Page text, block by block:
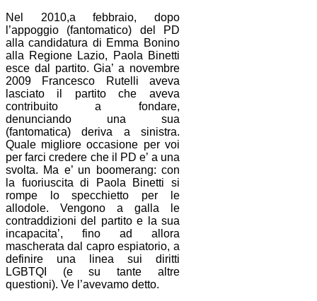
Nel 2010,a febbraio, dopo
l’appoggio (fantomatico) del PD
alla candidatura di Emma Bonino
alla Regione Lazio, Paola Binetti
esce dal partito. Gia’ a novembre
2009 Francesco Rutelli aveva
lasciato il partito che aveva
contribuito a fondare,
denunciando una sua
(fantomatica) deriva a sinistra.
Quale migliore occasione per voi
per farci credere che il PD e’ a una
svolta. Ma e’ un boomerang: con
la fuoriuscita di Paola Binetti si
rompe lo specchietto per le
allodole. Vengono a galla le
contraddizioni del partito e la sua
incapacita’, fino ad allora
mascherata dal capro espiatorio, a
definire una linea sui diritti
LGBTQI (e su tante altre
questioni). Ve l’avevamo detto.